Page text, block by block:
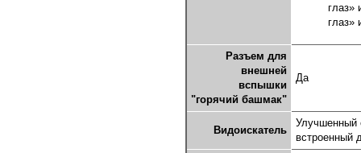
глаз»
глаз»
Разъем для
внешней
вспышки
"горячий башмак"
Да
Видоискатель
Улучшенный
встроенный